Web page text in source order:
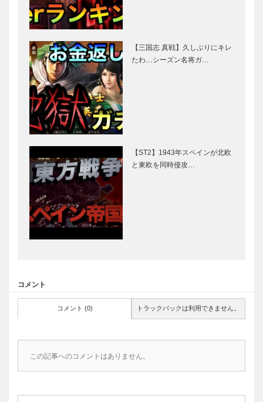
【三国志 真戦】久しぶりにキレ
たわ…シーズン名将ガ…
【ST2】1943年スペインが北欧
と東欧を同時侵攻…
コメント
コメント (0) トラックバックは利用できません。
この記事へのコメントはありません。